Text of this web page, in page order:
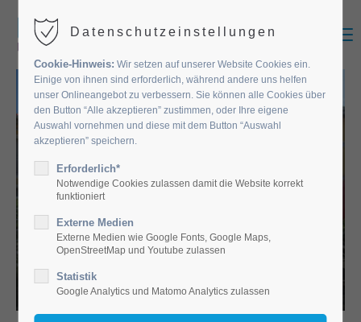
MENU
EINRICHTUNGEN
Datenschutzeinstellungen
Cookie-Hinweis: Wir setzen auf unserer Website Cookies ein.
Einige von ihnen sind erforderlich, während andere uns helfen
unser Onlineangebot zu verbessern. Sie können alle Cookies über
den Button “Alle akzeptieren” zustimmen, oder Ihre eigene
Auswahl vornehmen und diese mit dem Button “Auswahl
akzeptieren” speichern.
Erforderlich*
Notwendige Cookies zulassen damit die Website korrekt
funktioniert
Externe Medien
Externe Medien wie Google Fonts, Google Maps,
OpenStreetMap und Youtube zulassen
Statistik
Google Analytics und Matomo Analytics zulassen